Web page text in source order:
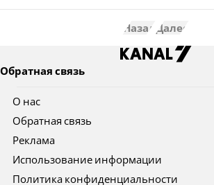
Назад Далее
Обратная связь
О нас
Обратная связь
Реклама
Использование информации
Политика конфиденциальности